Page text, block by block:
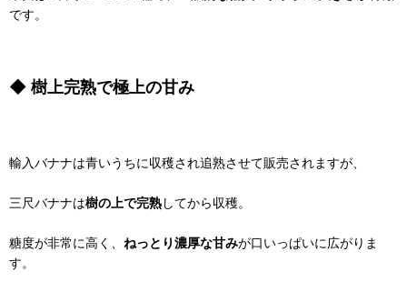
です。
◆ 樹上完熟で極上の甘み
輸入バナナは青いうちに収穫され追熟させて販売されますが、
三尺バナナは樹の上で完熟してから収穫。
糖度が非常に高く、 ねっとり濃厚な甘みが口いっぱいに広がりま
す。